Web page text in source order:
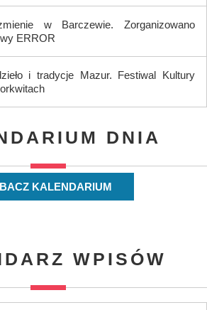
w Barczewie. Zorganizowano
ERROR
i tradycje Mazur. Festiwal Kultury
DNIA
KALENDARIUM
WPISÓW